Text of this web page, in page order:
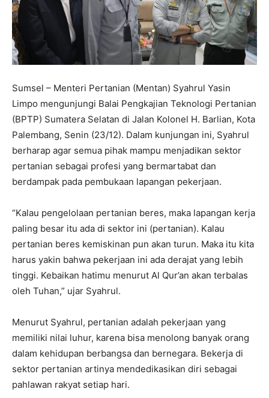
Sumsel – Menteri Pertanian (Mentan) Syahrul Yasin
Limpo mengunjungi Balai Pengkajian Teknologi Pertanian
(BPTP) Sumatera Selatan di Jalan Kolonel H. Barlian, Kota
Palembang, Senin (23/12). Dalam kunjungan ini, Syahrul
berharap agar semua pihak mampu menjadikan sektor
pertanian sebagai profesi yang bermartabat dan
berdampak pada pembukaan lapangan pekerjaan.
“Kalau pengelolaan pertanian beres, maka lapangan kerja
paling besar itu ada di sektor ini (pertanian). Kalau
pertanian beres kemiskinan pun akan turun. Maka itu kita
harus yakin bahwa pekerjaan ini ada derajat yang lebih
tinggi. Kebaikan hatimu menurut Al Qur’an akan terbalas
oleh Tuhan,” ujar Syahrul.
Menurut Syahrul, pertanian adalah pekerjaan yang
memiliki nilai luhur, karena bisa menolong banyak orang
dalam kehidupan berbangsa dan bernegara. Bekerja di
sektor pertanian artinya mendedikasikan diri sebagai
pahlawan rakyat setiap hari.